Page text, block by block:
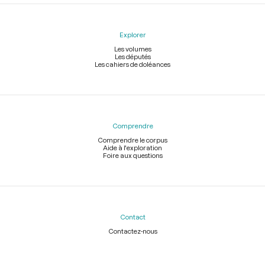
Explorer
Les volumes
Les députés
Les cahiers de doléances
Comprendre
Comprendre le corpus
Aide à l'exploration
Foire aux questions
Contact
Contactez-nous